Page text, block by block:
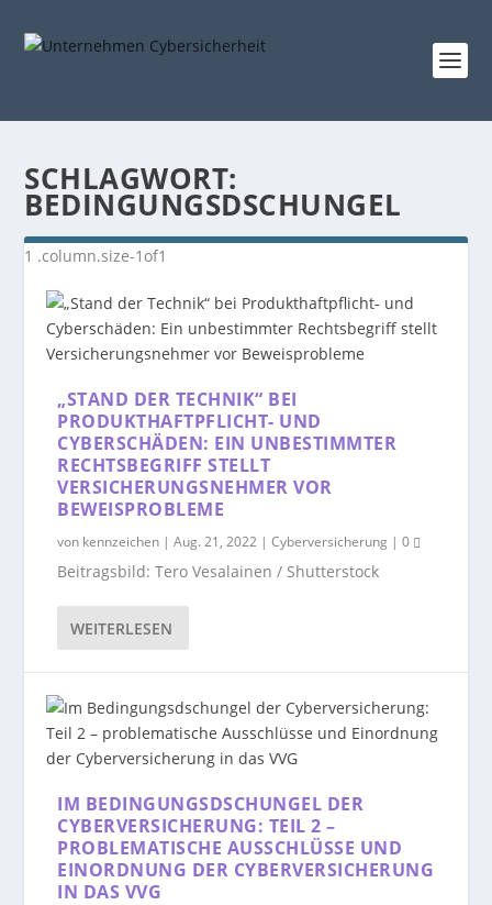
SCHLAGWORT:
BEDINGUNGSDSCHUNGEL
„STAND DER TECHNIK“ BEI
PRODUKTHAFTPFLICHT- UND
CYBERSCHÄDEN: EIN UNBESTIMMTER
RECHTSBEGRIFF STELLT
VERSICHERUNGSNEHMER VOR
BEWEISPROBLEME
von kennzeichen |Aug. 21, 2022 |Cyberversicherung |0
Beitragsbild: Tero Vesalainen / Shutterstock
WEITERLESEN
IM BEDINGUNGSDSCHUNGEL DER
CYBERVERSICHERUNG: TEIL 2 –
PROBLEMATISCHE AUSSCHLÜSSE UND
EINORDNUNG DER CYBERVERSICHERUNG
IN DAS VVG